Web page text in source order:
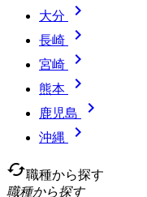
大分 
長崎 
宮崎 
熊本 
鹿児島 
沖縄

cached職種から探す
職種から探す